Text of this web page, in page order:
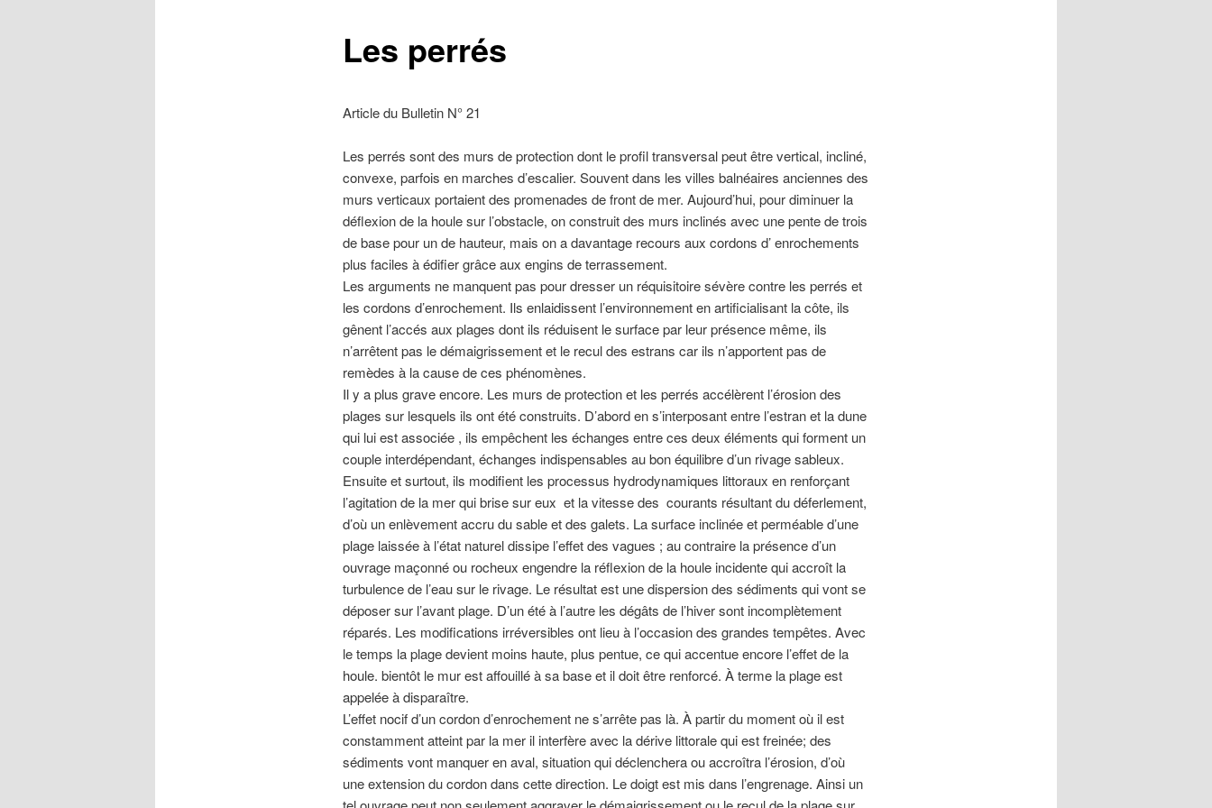
Les perrés
Article du Bulletin N° 21
Les perrés sont des murs de protection dont le profil transversal peut être vertical, incliné,
convexe, parfois en marches d’escalier. Souvent dans les villes balnéaires anciennes des
murs verticaux portaient des promenades de front de mer. Aujourd’hui, pour diminuer la
déflexion de la houle sur l’obstacle, on construit des murs inclinés avec une pente de trois
de base pour un de hauteur, mais on a davantage recours aux cordons d’ enrochements
plus faciles à édifier grâce aux engins de terrassement.
Les arguments ne manquent pas pour dresser un réquisitoire sévère contre les perrés et
les cordons d’enrochement. Ils enlaidissent l’environnement en artificialisant la côte, ils
gênent l’accés aux plages dont ils réduisent le surface par leur présence même, ils
n’arrêtent pas le démaigrissement et le recul des estrans car ils n’apportent pas de
remèdes à la cause de ces phénomènes.
Il y a plus grave encore. Les murs de protection et les perrés accélèrent l’érosion des
plages sur lesquels ils ont été construits. D’abord en s’interposant entre l’estran et la dune
qui lui est associée , ils empêchent les échanges entre ces deux éléments qui forment un
couple interdépendant, échanges indispensables au bon équilibre d’un rivage sableux.
Ensuite et surtout, ils modifient les processus hydrodynamiques littoraux en renforçant
l’agitation de la mer qui brise sur eux et la vitesse des courants résultant du déferlement,
d’où un enlèvement accru du sable et des galets. La surface inclinée et perméable d’une
plage laissée à l’état naturel dissipe l’effet des vagues ; au contraire la présence d’un
ouvrage maçonné ou rocheux engendre la réflexion de la houle incidente qui accroît la
turbulence de l’eau sur le rivage. Le résultat est une dispersion des sédiments qui vont se
déposer sur l’avant plage. D’un été à l’autre les dégâts de l’hiver sont incomplètement
réparés. Les modifications irréversibles ont lieu à l’occasion des grandes tempêtes. Avec
le temps la plage devient moins haute, plus pentue, ce qui accentue encore l’effet de la
houle. bientôt le mur est affouillé à sa base et il doit être renforcé. À terme la plage est
appelée à disparaître.
L’effet nocif d’un cordon d’enrochement ne s’arrête pas là. À partir du moment où il est
constamment atteint par la mer il interfère avec la dérive littorale qui est freinée; des
sédiments vont manquer en aval, situation qui déclenchera ou accroîtra l’érosion, d’où
une extension du cordon dans cette direction. Le doigt est mis dans l’engrenage. Ainsi un